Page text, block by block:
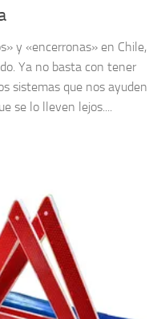
y «encerronas» en Chile,
Ya no basta con tener
sistemas que nos ayuden
se lo lleven lejos....